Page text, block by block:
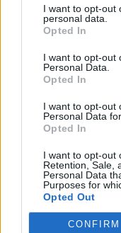
I want to opt-out
personal data.
Opted In
I want to opt-out
Personal Data.
Opted In
I want to opt-out
Personal Data
Opted In
I want to opt-out
Retention, Sale,
Personal Data
Purposes for
Opted Out
CONFIRM
Lettere: ETERORSV
Scarica Parole
Ultime
A E I,T T U,
,T e o, P+e+e
Lasag,Quueb,Aierg